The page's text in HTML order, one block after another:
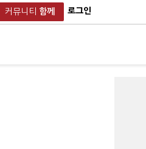
커뮤니티 함께 로그인